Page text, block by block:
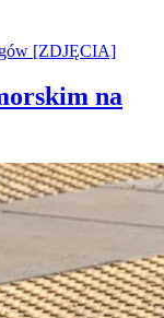
na